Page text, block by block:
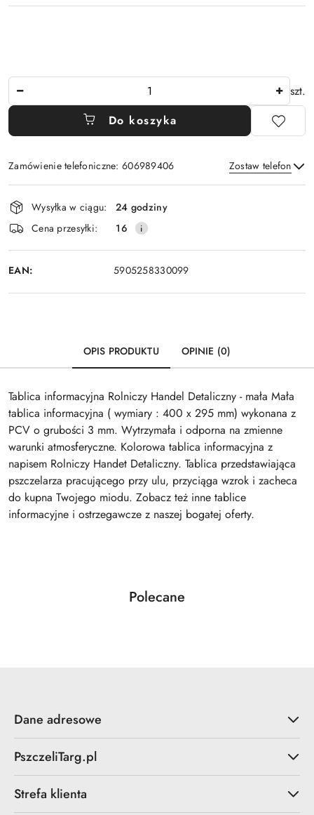
szt.
Do koszyka
Zamówienie telefoniczne: 606989406 Zostaw telefon
Wyślij
Dostępność
i
dostawa
Wysyłka w ciągu:
24 godziny
Cena przesyłki:
16
EAN: 5905258330099
OPIS PRODUKTU OPINIE (0)
Tablica informacyjna Rolniczy Handel Detaliczny - mała Mała
tablica informacyjna ( wymiary : 400 x 295 mm) wykonana z
PCV o grubości 3 mm. Wytrzymała i odporna na zmienne
warunki atmosferyczne. Kolorowa tablica informacyjna z
napisem Rolniczy Handet Detaliczny. Tablica przedstawiająca
pszczelarza pracującego przy ulu, przyciąga wzrok i zacheca
do kupna Twojego miodu. Zobacz też inne tablice
informacyjne i ostrzegawcze z naszej bogatej oferty.
Pomiń karuzelę produktów
Produkty
Polecane
Dane adresowe
PszczeliTarg.pl
Strefa klienta